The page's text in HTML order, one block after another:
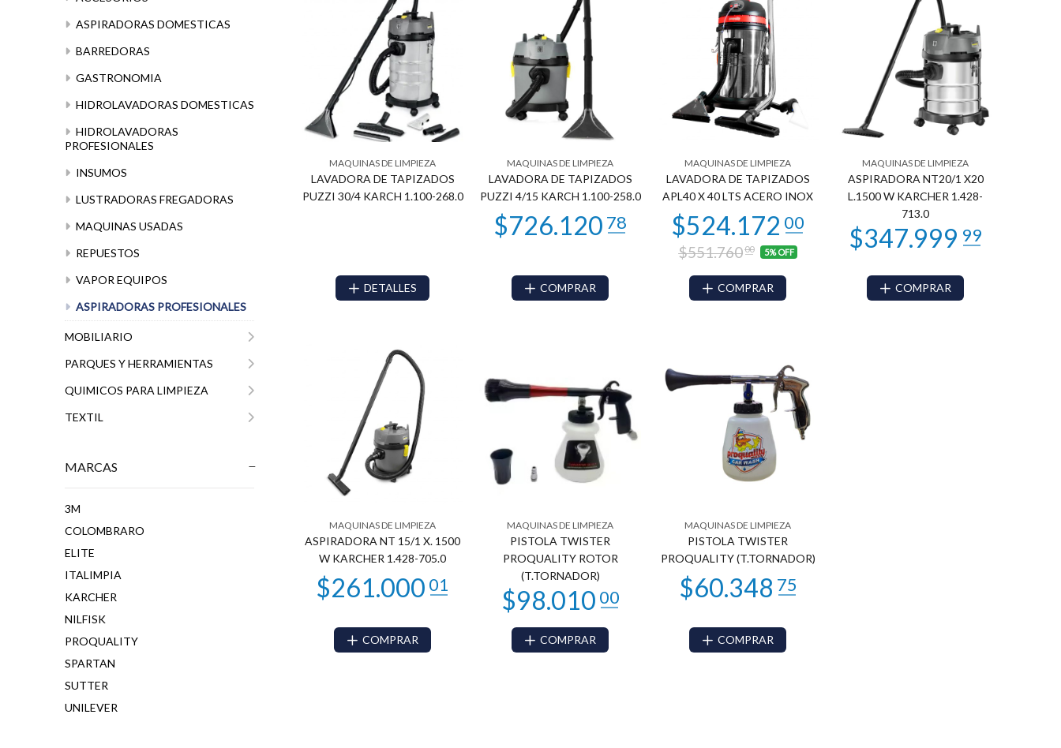
ASPIRADORAS DOMESTICAS
BARREDORAS
GASTRONOMIA
HIDROLAVADORAS DOMESTICAS
HIDROLAVADORAS
PROFESIONALES
INSUMOS
LUSTRADORAS FREGADORAS
MAQUINAS USADAS
REPUESTOS
VAPOR EQUIPOS
ASPIRADORAS PROFESIONALES
MOBILIARIO
PARQUES Y HERRAMIENTAS
QUIMICOS PARA LIMPIEZA
TEXTIL
MARCAS
3M
COLOMBRARO
ELITE
ITALIMPIA
KARCHER
NILFISK
PROQUALITY
SPARTAN
SUTTER
UNILEVER
MAQUINAS DE LIMPIEZA
LAVADORA DE TAPIZADOS
PUZZI 30/4 KARCH 1.100-268.0
DETALLES
MAQUINAS DE LIMPIEZA
LAVADORA DE TAPIZADOS
PUZZI 4/15 KARCH 1.100-258.0
COMPRAR
MAQUINAS DE LIMPIEZA
LAVADORA DE TAPIZADOS
APL40 X 40 LTS ACERO INOX
$551.76000 5% OFF
COMPRAR
MAQUINAS DE LIMPIEZA
ASPIRADORA NT20/1 X20
L.1500 W KARCHER 1.428-
713.0
COMPRAR
MAQUINAS DE LIMPIEZA
ASPIRADORA NT 15/1 X. 1500
W KARCHER 1.428-705.0
COMPRAR
MAQUINAS DE LIMPIEZA
PISTOLA TWISTER
PROQUALITY ROTOR
(T.TORNADOR)
COMPRAR
MAQUINAS DE LIMPIEZA
PISTOLA TWISTER
PROQUALITY (T.TORNADOR)
COMPRAR